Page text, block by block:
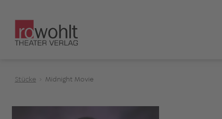
Stücke Midnight Movie